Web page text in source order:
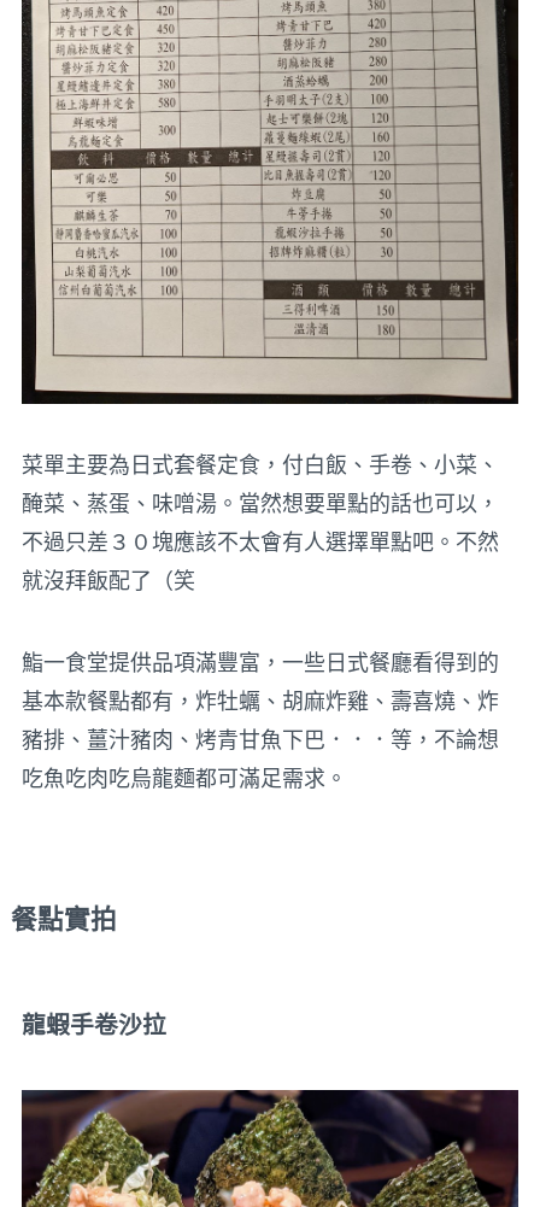
菜單主要為日式套餐定食，付白飯、手卷、小菜、
醃菜、蒸蛋、味噌湯。當然想要單點的話也可以，
不過只差３０塊應該不太會有人選擇單點吧。不然
就沒拜飯配了（笑
鮨一食堂提供品項滿豐富，一些日式餐廳看得到的
基本款餐點都有，炸牡蠣、胡麻炸雞、壽喜燒、炸
豬排、薑汁豬肉、烤青甘魚下巴．．．等，不論想
吃魚吃肉吃烏龍麵都可滿足需求。
餐點實拍
龍蝦手卷沙拉